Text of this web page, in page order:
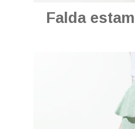
Falda